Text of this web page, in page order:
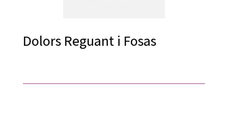
Dolors Reguant i Fosas